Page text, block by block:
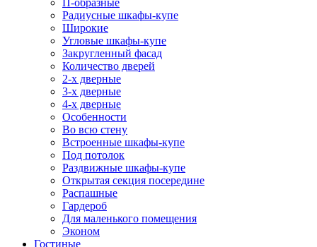
П-образные
Радиусные шкафы-купе
Широкие
Угловые шкафы-купе
Закругленный фасад
Количество дверей
2-х дверные
3-х дверные
4-х дверные
Особенности
Во всю стену
Встроенные шкафы-купе
Под потолок
Раздвижные шкафы-купе
Открытая секция посередине
Распашные
Гардероб
Для маленького помещения
Эконом
Гостиные